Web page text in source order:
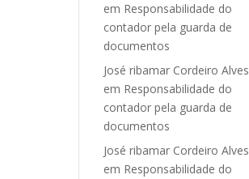
em Responsabilidade do
contador pela guarda de
documentos
José ribamar Cordeiro Alves
em Responsabilidade do
contador pela guarda de
documentos
José ribamar Cordeiro Alves
em Responsabilidade do